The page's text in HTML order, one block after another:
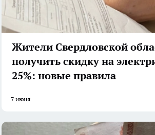
Жители Свердловской
получить скидку на
25%: новые правила
7 июня